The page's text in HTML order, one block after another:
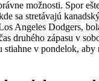
možnosti. Spor
sa stretávajú
Angeles Dodgers,
druhého zápasu v
stiahne v pondelok,